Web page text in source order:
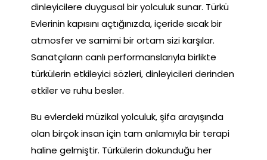
dinleyicilere duygusal bir yolculuk sunar. Türkü
Evlerinin kapısını açtığınızda, içeride sıcak bir
atmosfer ve samimi bir ortam sizi karşılar.
Sanatçıların canlı performanslarıyla birlikte
türkülerin etkileyici sözleri, dinleyicileri derinden
etkiler ve ruhu besler.
Bu evlerdeki müzikal yolculuk, şifa arayışında
olan birçok insan için tam anlamıyla bir terapi
haline gelmiştir. Türkülerin dokunduğu her